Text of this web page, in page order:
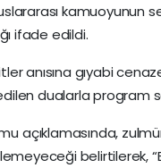
kamuoyunun
ifade edildi.
anısına gıyabi
edilen dualarla program
açıklamasında,
belirtilerek,